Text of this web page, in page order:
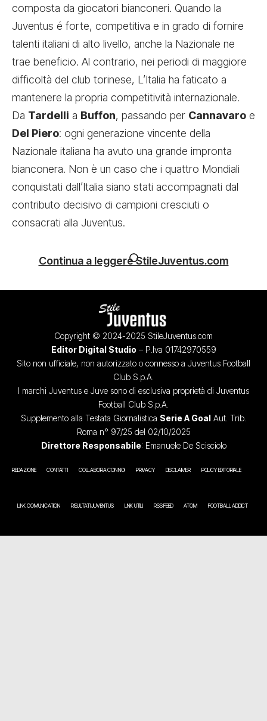
composta da giocatori bianconeri. Quando la
Juventus é forte, competitiva e in grado di fornire
talenti italiani di alto livello, anche la Nazionale ne
trae beneficio. Al contrario, nei periodi di maggiore
difficoltà del club torinese, L’Italia ha faticato a
mantenere la propria competitività internazionale.
Da Tardelli a Buffon, passando per Cannavaro e
Del Piero: ogni generazione vincente della
Nazionale italiana ha avuto una grande impronta
bianconera. Non è un caso che i quattro Mondiali
conquistati dall’Italia siano stati accompagnati dal
contributo decisivo di campioni cresciuti o
consacrati alla Juventus.
Continua a leggere StileJuventus.com
Copyright © 2024-2025 StileJuventus.com
Editor Digital Studio – P.Iva 01742970559
Sito non ufficiale, non autorizzato o connesso a Juventus Football
Club S.p.A.
I marchi Juventus e Juve sono di esclusiva proprietà di Juventus
Football Club S.p.A.
Supplemento alla Testata Giornalistica Serie A Goal Aut. Trib.
Roma n° 97/25 del 02/10/2025
Direttore Responsabile: Emanuele De Scisciolo
REDAZIONE CONTATTI COLLABORA CON NOI PRIVACY DISCLAIMER POLICY EDITORIALE
LINK COMUNICATION RISULTATI JUVENTUS LINK UTILI RSS FEED ATOM FOOTBALL ADDICT